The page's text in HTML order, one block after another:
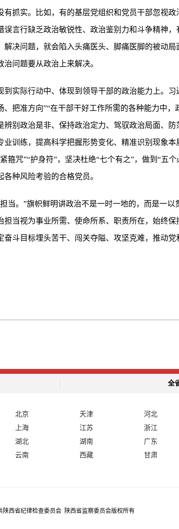
抓实。比如，有的基层党组织和党员干部忽视
言行缺乏政治敏锐性、政治鉴别力和斗争精神
决问题，就会陷入头痛医头、脚痛医脚的被动局
问题要从政治上来解决。
实际行动中、体现到领导干部的政治能力上。
把准方向”“在干部干好工作所需的各种能力中，
别政治是非、保持政治定力、驾驭政治局面、
训练，提高科学把握形势变化、精准识别现象
咒”“护身符”，坚决杜绝“七个有之”，做到“五个
种风险考验的合格党员。
当。”旗帜鲜明讲政治不是一时一地的，而是一
当视为事业所需、使命所系、职责所在，始终
斗目标埋头苦干、闯关夺隘、攻坚克难，推动党
全
北京 天津 河北
上海 江苏 浙江
湖北 湖南 广东
云南 西藏 甘肃
陕西省纪律检查委员会 陕西省监察委员会版权所有